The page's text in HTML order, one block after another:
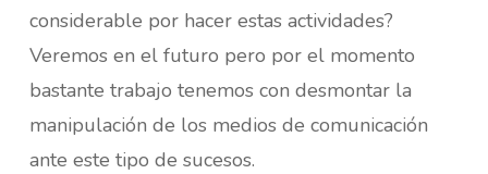
considerable por hacer estas actividades?
Veremos en el futuro pero por el momento
bastante trabajo tenemos con desmontar la
manipulación de los medios de comunicación
ante este tipo de sucesos.